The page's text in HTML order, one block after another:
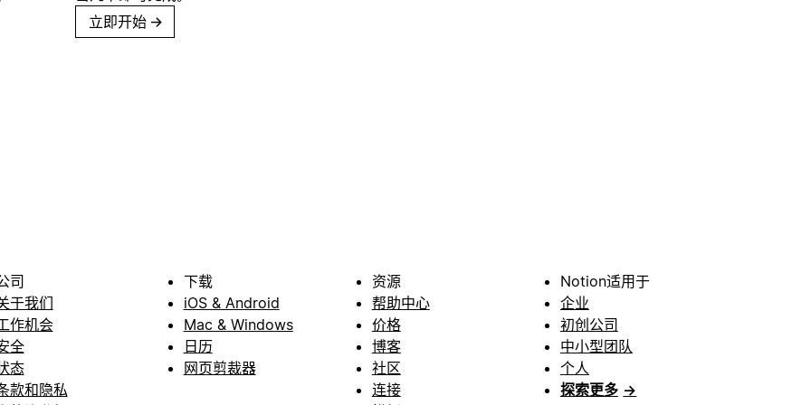
立即开始 →
司
于我们
作机会
全
态
款和隐私
下载
iOS & Android
Mac & Windows
日历
网页剪裁器
资源
帮助中心
价格
博客
社区
连接
Notion适用于
企业
初创公司
中小型团队
个人
探索更多 →